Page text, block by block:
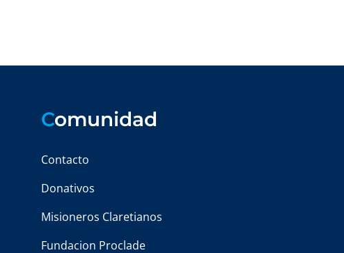
Comunidad
Contacto
Donativos
Misioneros Claretianos
Fundacion Proclade